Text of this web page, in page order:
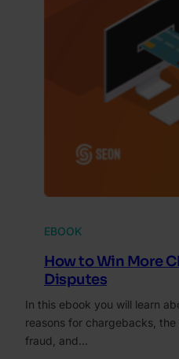
EBOOK
How to Win More
Disputes
In this ebook you will learn
reasons for chargebacks,
fraud, and…